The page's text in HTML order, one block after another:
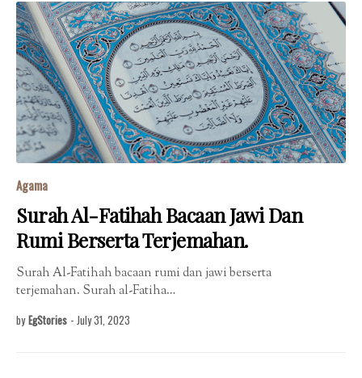
Agama
Surah Al-Fatihah Bacaan Jawi Dan
Rumi Berserta Terjemahan.
Surah Al-Fatihah bacaan rumi dan jawi berserta
terjemahan. Surah al-Fatiha…
by EgStories - July 31, 2023